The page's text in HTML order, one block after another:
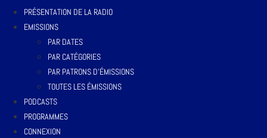
PRÉSENTATION DE LA RADIO
EMISSIONS
PAR DATES
PAR CATÉGORIES
PAR PATRONS D’ÉMISSIONS
TOUTES LES ÉMISSIONS
PODCASTS
PROGRAMMES
CONNEXION